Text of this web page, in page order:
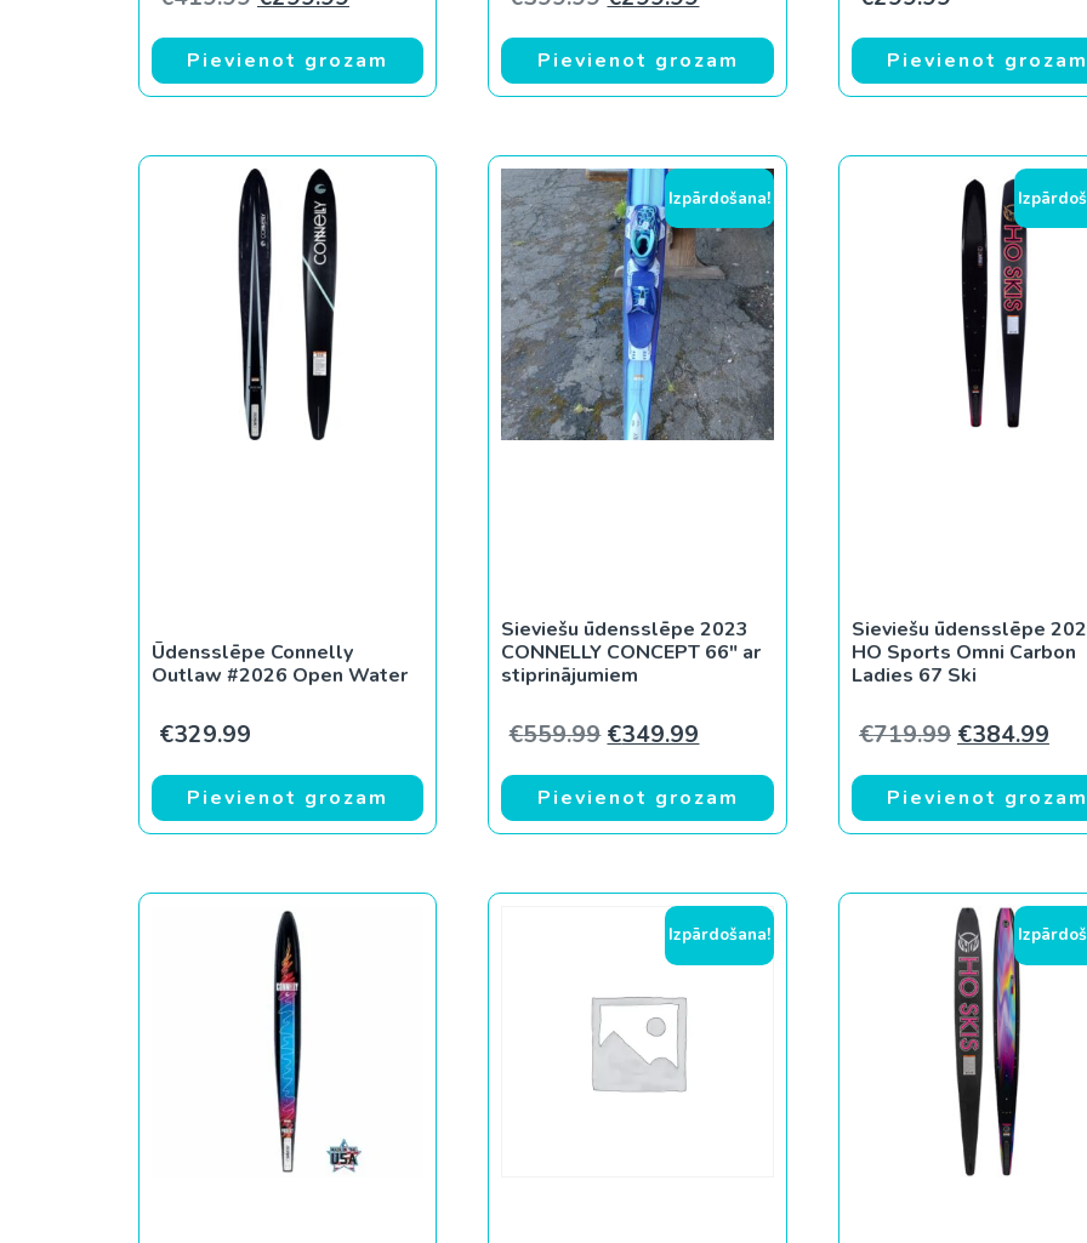
Pievienot grozam Pievienot grozam Pievienot grozam
Ūdensslēpe Connelly
Outlaw #2026 Open Water
€329.99
Pievienot grozam
Izpārdošana!
Sieviešu ūdensslēpe 2023
CONNELLY CONCEPT 66″ ar
stiprinājumiem
€559.99 Original price was: €559.99.
€349.99 Current price is: €349.99.
Pievienot grozam
Sieviešu ūdensslēpe
HO Sports Omni Carbon
Ladies 67 Ski
€719.99 Original
€384.99
Pievienot grozam
Izpārdošana!